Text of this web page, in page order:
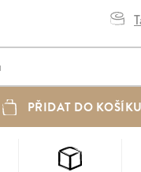
PŘIDAT DO KOŠÍKU